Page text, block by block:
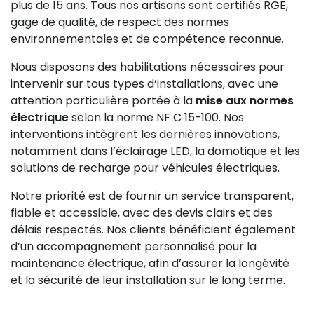
plus de 15 ans. Tous nos artisans sont certifiés RGE,
gage de qualité, de respect des normes
environnementales et de compétence reconnue.
Nous disposons des habilitations nécessaires pour
intervenir sur tous types d’installations, avec une
attention particulière portée à la mise aux normes
électriqueselon la norme NF C 15-100. Nos
interventions intègrent les dernières innovations,
notamment dans l’éclairage LED, la domotique et les
solutions de recharge pour véhicules électriques.
Notre priorité est de fournir un service transparent,
fiable et accessible, avec des devis clairs et des
délais respectés. Nos clients bénéficient également
d’un accompagnement personnalisé pour la
maintenance électrique, afin d’assurer la longévité
et la sécurité de leur installation sur le long terme.